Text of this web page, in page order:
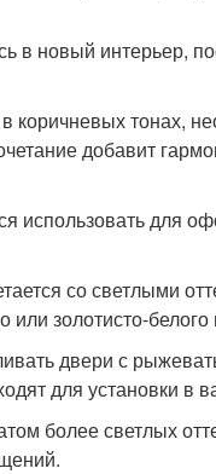
в новый интерьер,
тонах,
добавит
использовать для
со светлыми
золотисто-белого
двери с
для установки в
более светлых